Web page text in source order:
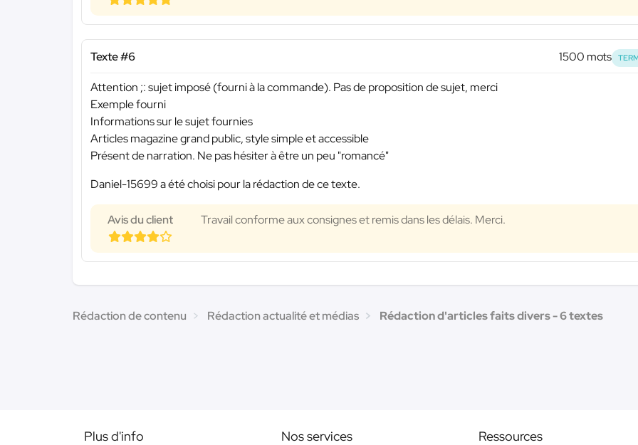
Texte #6 1500 mots
Attention ;: sujet imposé (fourni à la commande). Pas de proposition de sujet, merci
Exemple fourni
Informations sur le sujet fournies
Articles magazine grand public, style simple et accessible
Présent de narration. Ne pas hésiter à être un peu "romancé"
Daniel-15699 a été choisi pour la rédaction de ce texte.
Avis du client Travail conforme aux consignes et remis dans les délais. Merci.
Rédaction de contenu Rédaction actualité et médias Rédaction d'articles faits divers - 6 textes
Plus d'info Nos services Ressources